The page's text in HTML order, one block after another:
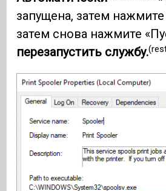
запущена, затем нажмите
затем снова нажмите
перезапустить службу.